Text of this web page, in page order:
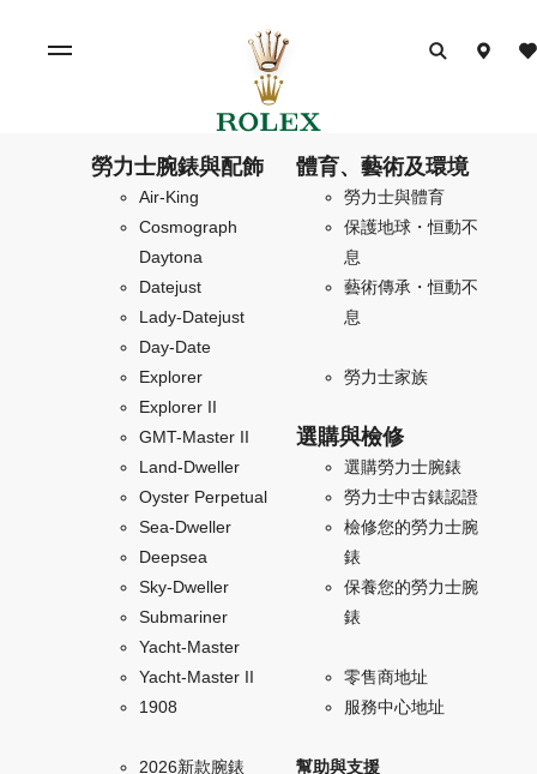
勞力士腕錶與配飾
Air-King
Cosmograph
Daytona
Datejust
Lady-Datejust
Day-Date
Explorer
Explorer II
GMT-Master II
Land-Dweller
Oyster Perpetual
Sea-Dweller
Deepsea
Sky-Dweller
Submariner
Yacht-Master
Yacht-Master II
1908
2026新款腕錶
體育、藝術及環境
勞力士與體育
保護地球・恒動不
息
藝術傳承・恒動不
息
勞力士家族
選購與檢修
選購勞力士腕錶
勞力士中古錶認證
檢修您的勞力士腕
錶
保養您的勞力士腕
錶
零售商地址
服務中心地址
幫助與支援